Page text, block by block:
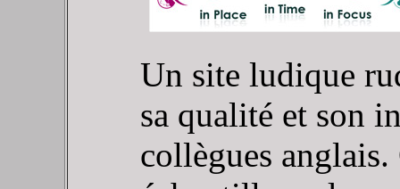
Un site ludique
sa qualité et son
collègues